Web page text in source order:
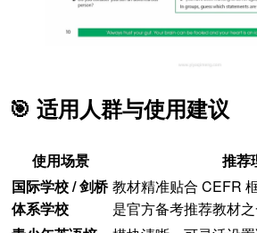
🎯 适用人群与使用建议
使用场景
推荐
国际学校 / 剑桥
体系学校
教材精准贴合 CEFR
是官方备考推荐教材